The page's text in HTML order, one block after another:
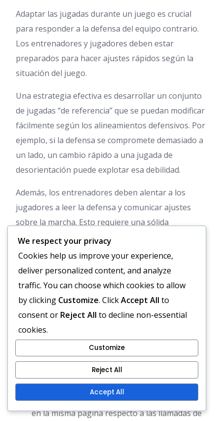
Adaptar las jugadas durante un juego es crucial
para responder a la defensa del equipo contrario.
Los entrenadores y jugadores deben estar
preparados para hacer ajustes rápidos según la
situación del juego.
Una estrategia efectiva es desarrollar un conjunto
de jugadas “de referencia” que se puedan modificar
fácilmente según los alineamientos defensivos. Por
ejemplo, si la defensa se compromete demasiado a
un lado, un cambio rápido a una jugada de
desorientación puede explotar esa debilidad.
Además, los entrenadores deben alentar a los
jugadores a leer la defensa y comunicar ajustes
sobre la marcha. Esto requiere una sólida
comprensión del plan de juego general y
flexibilidad en la ejecución.
Errores comunes en la
ejecución y cómo evitarlos
Los errores comunes en la ejecución de la
formación Wing-T incluyen la falta de
comunicación, la falta de práctica y la incapacidad
para adaptarse. Estos problemas pueden llevar a
oportunidades perdidas y jugadas ineficaces.
Asegurarse de que todoslos jugadoresestén
en la misma página respecto a las llamadas de
We respect your privacy
Cookies help us improve your experience,
deliver personalized content, and analyze
traffic. You can choose which cookies to allow
by clicking Customize. ClickAccept All to
consent or Reject All to decline non-essential
cookies.
Customize
Reject All
Accept All